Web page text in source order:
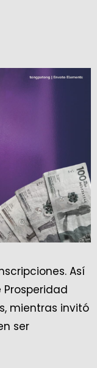
Así
mientras invitó
ser